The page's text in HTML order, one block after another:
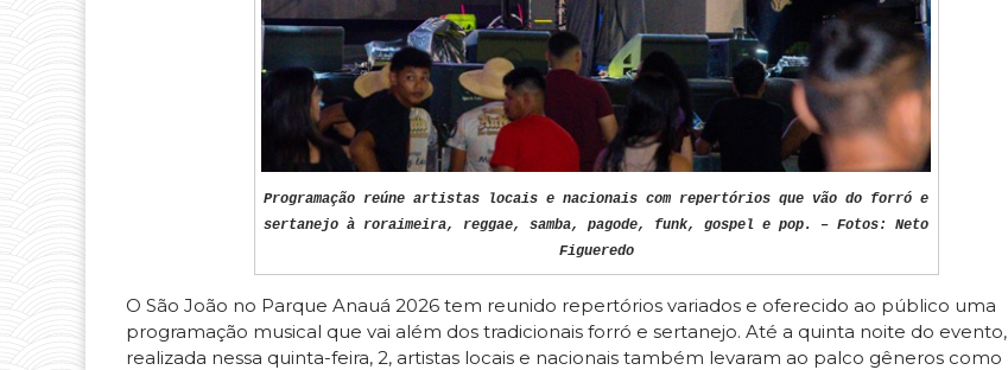
Programação reúne artistas locais e nacionais com repertórios que vão do forró e
sertanejo à roraimeira, reggae, samba, pagode, funk, gospel e pop. – Fotos: Neto
Figueredo
O São João no Parque Anauá 2026 tem reunido repertórios variados e oferecido ao público uma
programação musical que vai além dos tradicionais forró e sertanejo. Até a quinta noite do evento,
realizada nessa quinta-feira, 2, artistas locais e nacionais também levaram ao palco gêneros como